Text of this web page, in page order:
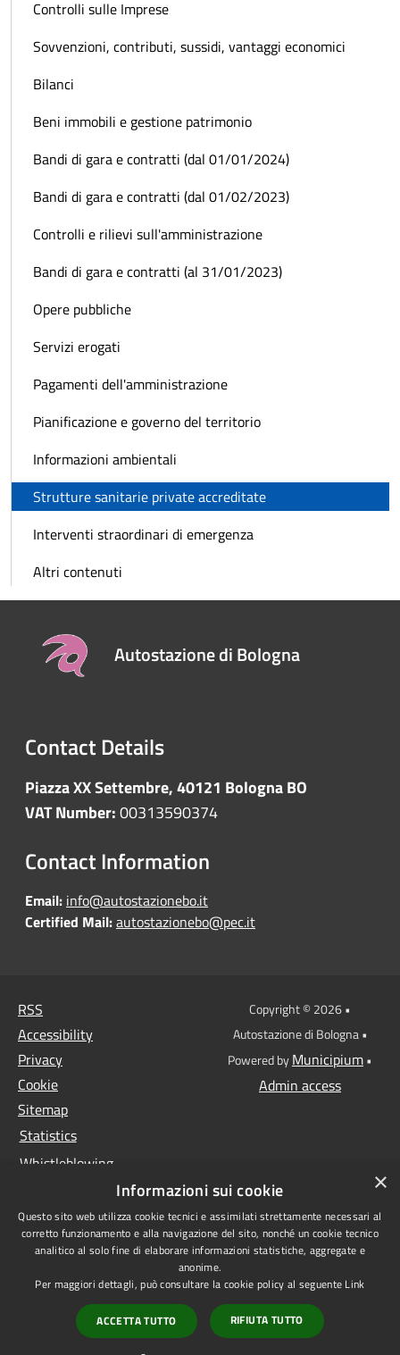
Controlli sulle Imprese
Sovvenzioni, contributi, sussidi, vantaggi economici
Bilanci
Beni immobili e gestione patrimonio
Bandi di gara e contratti (dal 01/01/2024)
Bandi di gara e contratti (dal 01/02/2023)
Controlli e rilievi sull'amministrazione
Bandi di gara e contratti (al 31/01/2023)
Opere pubbliche
Servizi erogati
Pagamenti dell'amministrazione
Pianificazione e governo del territorio
Informazioni ambientali
Strutture sanitarie private accreditate
Interventi straordinari di emergenza
Altri contenuti
Autostazione di Bologna
Contact Details
Piazza XX Settembre, 40121 Bologna BO
VAT Number:00313590374
Contact Information
Email: info@autostazionebo.it
Certified Mail:autostazionebo@pec.it
RSS
Accessibility
Privacy
Cookie
Sitemap
Statistics
Whistleblowing
Anti-money laundering
Supplier register
Video surveillance
Declaration of
accessibility
Copyright © 2026 •
Autostazione di Bologna •
Powered byMunicipium•
Admin access
×
Informazioni sui cookie
Questo sito web utilizza cookie tecnici e assimilati strettamente necessari al
corretto funzionamento e alla navigazione del sito, nonché un cookie tecnico
analitico al solo fine di elaborare informazioni statistiche, aggregate e
anonime.
Per maggiori dettagli, può consultare la cookie policy al seguente Link
ACCETTA TUTTO RIFIUTA TUTTO